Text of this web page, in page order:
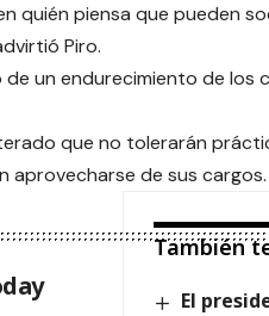
quién piensa que pueden
Piro.
un endurecimiento de los
que no tolerarán
aprovecharse de sus cargos.
También
El